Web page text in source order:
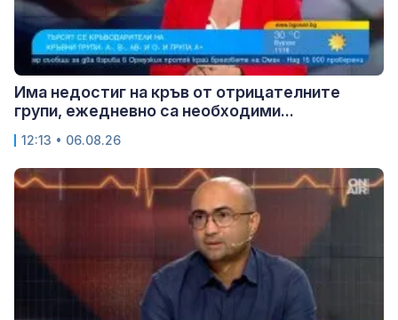
Има недостиг на кръв от отрицателните
групи, ежедневно са необходими...
12:13 • 06.08.26